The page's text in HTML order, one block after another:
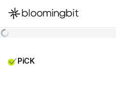
한국어
PiCK